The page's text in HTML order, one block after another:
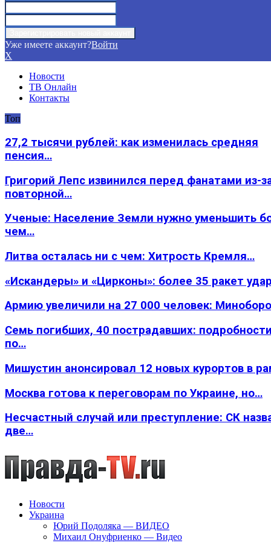
Уже имеете аккаунт?Войти
X
Новости
ТВ Онлайн
Контакты
Топ
27,2 тысячи рублей: как изменилась средняя
пенсия…
Григорий Лепс извинился перед фанатами из-
повторной…
Ученые: Население Земли нужно уменьшить
чем…
Литва осталась ни с чем: Хитрость Кремля…
«Искандеры» и «Цирконы»: более 35 ракет
Армию увеличили на 27 000 человек:
Семь погибших, 40 пострадавших:
по…
Мишустин анонсировал 12 новых курортов в
Москва готова к переговорам по Украине, но…
Несчастный случай или преступление: СК
две…
Новости
Украина
Юрий Подоляка — ВИДЕО
Михаил Онуфриенко — Видео